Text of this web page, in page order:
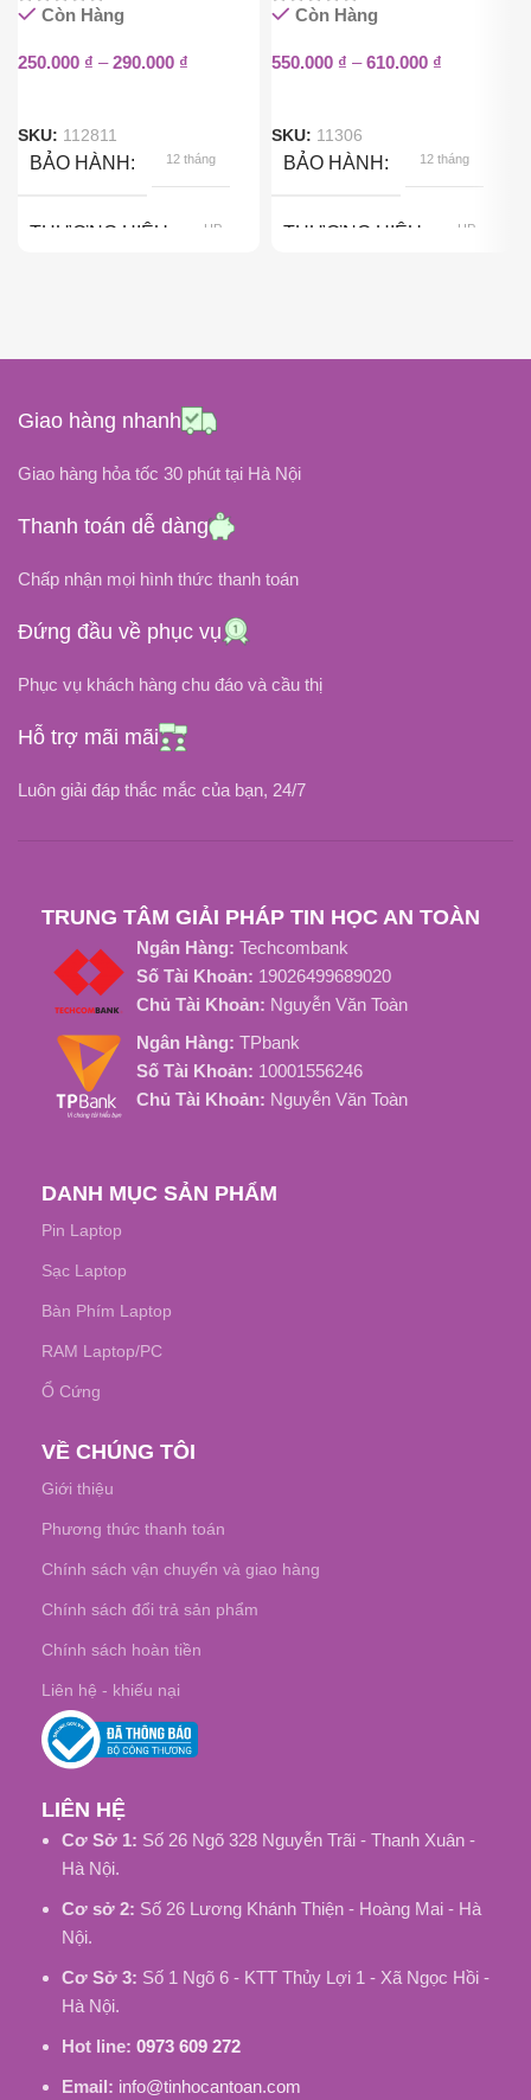
Còn Hàng
250.000 ₫ – 290.000 ₫
SKU: 112811
BẢO HÀNH 12 tháng
THƯƠNG HIỆU HP
DÒNG ĐIỆN
CHÂN CẮM
Chân Kim Xanh
Còn Hàng
550.000 ₫ – 610.000 ₫
SKU: 11306
BẢO HÀNH 12 tháng
THƯƠNG HIỆU HP
CHÂN CẮM
Giao hàng nhanh
Giao hàng hỏa tốc 30 phút tại Hà Nội
Thanh toán dễ dàng
Chấp nhận mọi hình thức thanh toán
Đứng đầu về phục vụ
Phục vụ khách hàng chu đáo và cầu thị
Hỗ trợ mãi mãi
Luôn giải đáp thắc mắc của bạn, 24/7
TRUNG TÂM GIẢI PHÁP TIN HỌC AN TOÀN
Ngân Hàng: Techcombank
Số Tài Khoản: 19026499689020
Chủ Tài Khoản: Nguyễn Văn Toàn
Ngân Hàng: TPbank
Số Tài Khoản: 10001556246
Chủ Tài Khoản: Nguyễn Văn Toàn
DANH MỤC SẢN PHẨM
Pin Laptop
Sạc Laptop
Bàn Phím Laptop
RAM Laptop/PC
Ổ Cứng
VỀ CHÚNG TÔI
Giới thiệu
Phương thức thanh toán
Chính sách vận chuyển và giao hàng
Chính sách đổi trả sản phẩm
Chính sách hoàn tiền
Liên hệ - khiếu nại
LIÊN HỆ
Cơ Sở 1: Số 26 Ngõ 328 Nguyễn Trãi - Thanh Xuân -
Hà Nội.
Cơ sở 2: Số 26 Lương Khánh Thiện - Hoàng Mai - Hà
Nội.
Cơ Sở 3: Số 1 Ngõ 6 - KTT Thủy Lợi 1 - Xã Ngọc Hồi -
Hà Nội.
Hot line: 0973 609 272
Email: info@tinhocantoan.com